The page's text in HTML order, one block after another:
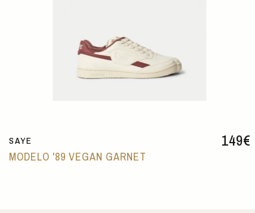
149€
SAYE
MODELO '89 VEGAN GARNET